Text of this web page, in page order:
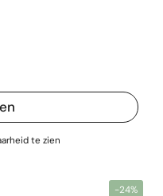
te zien
-24%